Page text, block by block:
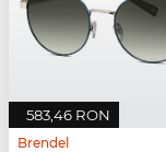
583,46 RON
Brendel